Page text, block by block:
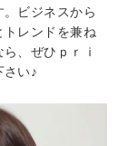
ビジネスから
トレンドを兼ね
、ぜひｐｒｉ
さい♪